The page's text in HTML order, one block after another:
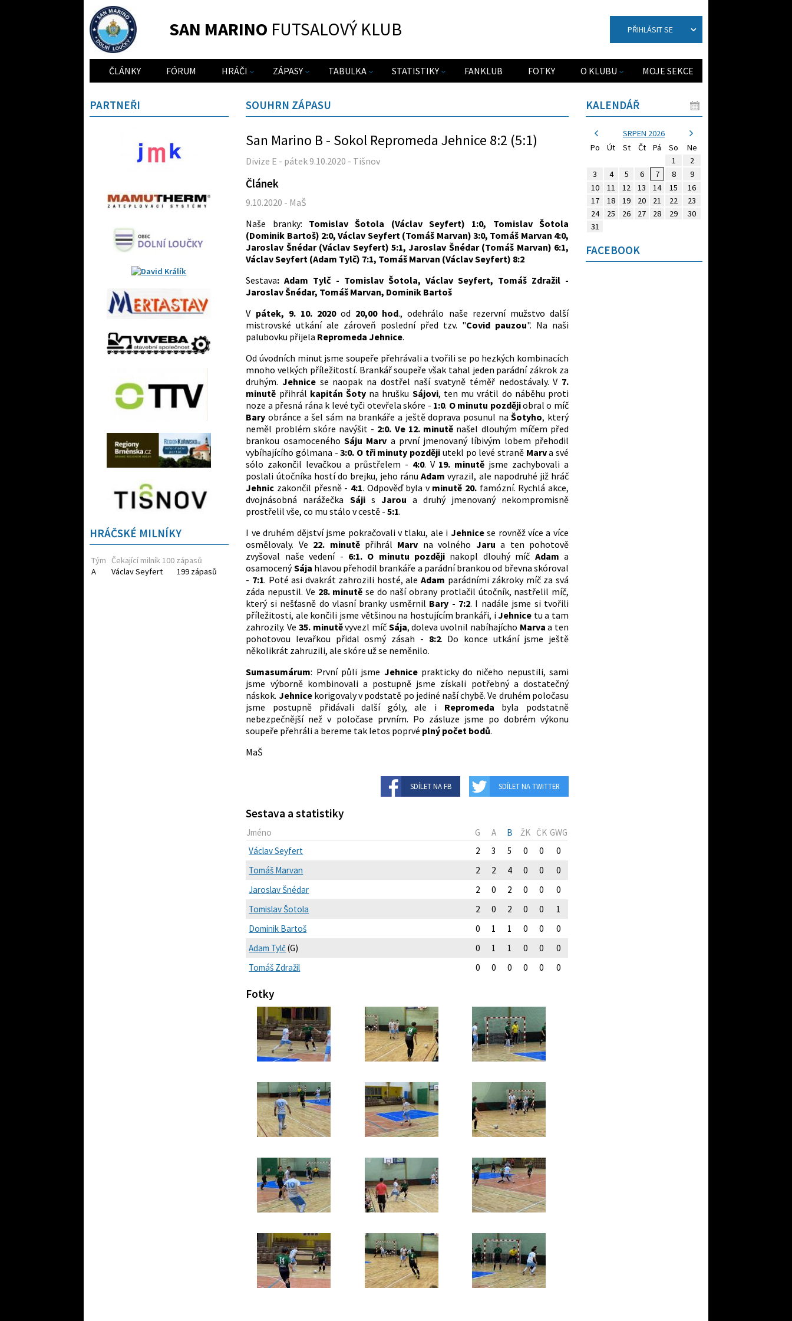
SAN MARINO FUTSALOVÝ KLUB PŘIHLÁSIT SE
ČLÁNKY FÓRUM HRÁČI ZÁPASY TABULKA STATISTIKY FANKLUB FOTKY O KLUBU MOJE SEKCE
SOUHRN ZÁPASU
San Marino B - Sokol Repromeda Jehnice 8:2 (5:1)
Divize E - pátek 9.10.2020 - Tišnov
Článek
9.10.2020 - MaŠ
Naše branky: Tomislav Šotola (Václav Seyfert) 1:0, Tomislav Šotola
(Dominik Bartoš) 2:0, Václav Seyfert (Tomáš Marvan) 3:0, Tomáš Marvan 4:0,
Jaroslav Šnédar (Václav Seyfert) 5:1, Jaroslav Šnédar (Tomáš Marvan) 6:1,
Václav Seyfert (Adam Tylč) 7:1, Tomáš Marvan (Václav Seyfert) 8:2
Sestava: Adam Tylč - Tomislav Šotola, Václav Seyfert, Tomáš Zdražil -
Jaroslav Šnédar, Tomáš Marvan, Dominik Bartoš
V pátek, 9. 10. 2020od 20,00 hod., odehrálo naše rezervní mužstvo další
mistrovské utkání ale zároveň poslední před tzv. "Covid pauzou". Na naši
palubovku přijela Repromeda Jehnice.
Od úvodních minut jsme soupeře přehrávali a tvořili se po hezkých kombinacích
mnoho velkých příležitostí. Brankář soupeře však tahal jeden parádní zákrok za
druhým.Jehnice se naopak na dostřel naší svatyně téměř nedostávaly. V 7.
minutě přihrál kapitán Šoty na hrušku Sájovi, ten mu vrátil do náběhu proti
noze a přesná rána k levé tyči otevřela skóre - 1:0. O minutu pozdějiobral o míč
Baryobránce a šel sám na brankáře a ještě doprava posunul naŠotyho, který
neměl problém skóre navýšit - 2:0. Ve 12. minutě našel dlouhým míčem před
brankou osamoceného Sáju Marv a první jmenovaný líbivým lobem přehodil
vybíhajícího gólmana -3:0. O tři minuty později utekl po levé straně Marva své
sólo zakončil levačkou a průstřelem - 4:0. V 19. minutě jsme zachybovali a
poslali útočníka hostí do brejku, jeho ránuAdamvyrazil, ale napodruhé již hráč
Jehnic zakončil přesně - 4:1. Odpověď byla v minutě 20. famózní. Rychlá akce,
dvojnásobná narážečka Sáji s Jarou a druhý jmenovaný nekompromisně
prostřelil vše, co mu stálo v cestě -5:1.
I ve druhém dějství jsme pokračovali v tlaku, ale i Jehnicese rovněž více a více
osmělovaly. Ve 22. minutě přihrál Marv na volného Jarua ten pohotově
zvyšoval naše vedení - 6:1. O minutu později nakopl dlouhý míč Adam a
osamocenýSája hlavou přehodil brankáře a parádní brankou od břevna skóroval
- 7:1. Poté asi dvakrát zahrozili hosté, aleAdam parádními zákroky míč za svá
záda nepustil. Ve 28. minutě se do naší obrany protlačil útočník, nastřelil míč,
který si nešťasně do vlasní branky usměrnil Bary - 7:2. I nadále jsme si tvořili
příležitosti, ale končili jsme většinou na hostujícím brankáři, iJehnice tu a tam
zahrozily. Ve 35. minutěvyvezl míč Sája, doleva uvolnil nabíhajícho Marvaa ten
pohotovou levařkou přidal osmý zásah - 8:2. Do konce utkání jsme ještě
několikrát zahruzili, ale skóre už se neměnilo.
Sumasumárum: První půli jsme Jehnice prakticky do ničeho nepustili, sami
jsme výborně kombinovali a postupně jsme získali potřebný a dostatečný
náskok. Jehnice korigovaly v podstatě po jediné naší chybě. Ve druhém poločasu
jsme postupně přidávali další góly, ale i Repromeda byla podstatně
nebezpečnější než v poločase prvním. Po zásluze jsme po dobrém výkonu
soupeře přehráli a bereme tak letos poprvé plný počet bodů.
MaŠ
SDÍLET NA FB SDÍLET NA TWITTER
Sestava a statistiky
Jméno G A B ŽK ČK GWG
Václav Seyfert
2 3 5 0 0
0
Tomáš Marvan
2 2 4 0 0
0
Jaroslav Šnédar
2 0 2 0 0
0
Tomislav Šotola
2 0 2 0 0
1
Dominik Bartoš
0 1 1 0 0
0
Adam Tylč(G) 0 1 1 0 0
0
Tomáš Zdražil
0 0 0 0 0 0
Fotky
PARTNEŘI
HRÁČSKÉ MILNÍKY
Tým Čekající milník 100 zápasů
A
Václav Seyfert 199 zápasů
KALENDÁŘ
SRPEN 2026
Po
Út St Čt Pá So
Ne
1
2
3
4 5 6 7 8
9
10
11 12 13 14 15
16
17
18 19 20 21 22
23
24
25 26 27 28 29
30
31
FACEBOOK